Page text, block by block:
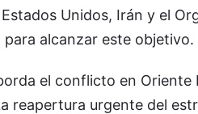
Unidos, Irán y el
alcanzar este objetivo.
el conflicto en Oriente
reapertura urgente del